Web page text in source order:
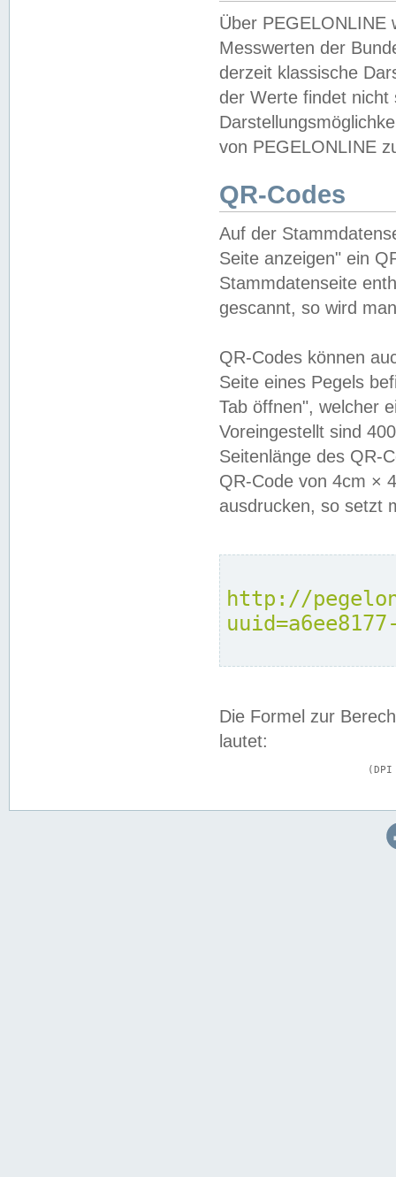
Über PEGELONLINE
Messwerten der
derzeit klassische
der Werte findet
von PEGELONLINE
QR-Codes
Auf der
Seite anzeigen" ein
Stammdatenseite
gescannt, so wird
QR-Codes können
Seite eines Pegels
Tab öffnen", welcher
Voreingestellt sind
Seitenlänge des QR-
QR-Code von 4cm ×
ausdrucken, so setzt
http://
Die Formel zur
lautet: